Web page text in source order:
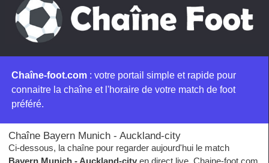
Chaîne-foot.com : votre portail simple et rapide pour
connaitre la chaîne et l'horaire de votre match de foot
préféré.
Chaîne Bayern Munich - Auckland-city
Ci-dessous, la chaîne pour regarder aujourd'hui le match
Bayern Munich - Auckland-city en direct live. Chaine-foot.com